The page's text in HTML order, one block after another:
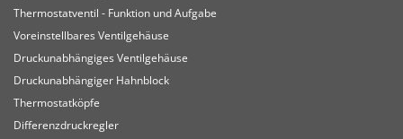
Thermostatventil - Funktion und Aufgabe
Voreinstellbares Ventilgehäuse
Druckunabhängiges Ventilgehäuse
Druckunabhängiger Hahnblock
Thermostatköpfe
Differenzdruckregler